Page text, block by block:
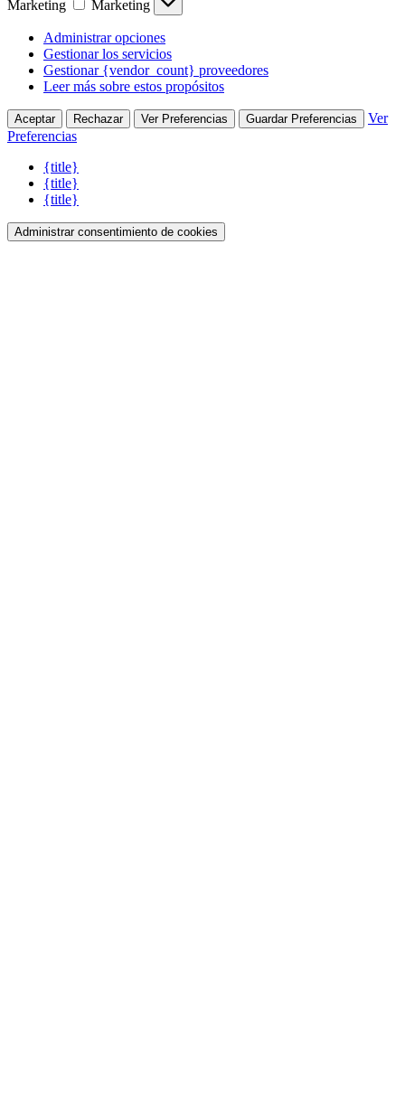
Marketing
Marketing
Administrar opciones
Gestionar los servicios
Gestionar {vendor_count} proveedores
Leer más sobre estos propósitos
Aceptar Rechazar Ver Preferencias Guardar Preferencias
Ver
Preferencias
{title}
{title}
{title}
Administrar consentimiento de cookies